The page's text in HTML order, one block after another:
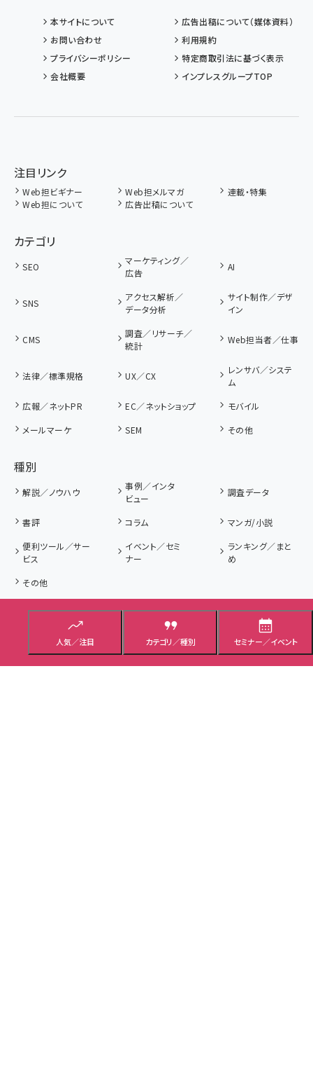
人気／注目 カテゴリ／種別 セミナー／イベント
本サイトについて
広告出稿について（媒体資料）
お問い合わせ
利用規約
プライバシーポリシー
特定商取引法に基づく表示
会社概要
インプレスグループTOP
注目リンク
Web担ビギナー Web担メルマガ
連載・特集
Web担について
広告出稿について
カテゴリ
SEO
マーケティング／
広告
AI
SNS
アクセス解析／
データ分析
サイト制作／デザ
イン
CMS
調査／リサーチ／
統計
Web担当者／仕事
法律／標準規格 UX／CX
レンサバ／システ
ム
広報／ネットPR
EC／ネットショップ
モバイル
メールマーケ
SEM その他
種別
解説／ノウハウ
事例／インタ
ビュー
調査データ
書評 コラム
マンガ/小説
便利ツール／サー
ビス
イベント／セミ
ナー
ランキング／まと
め
その他
ニュース記事
プレゼント／応募